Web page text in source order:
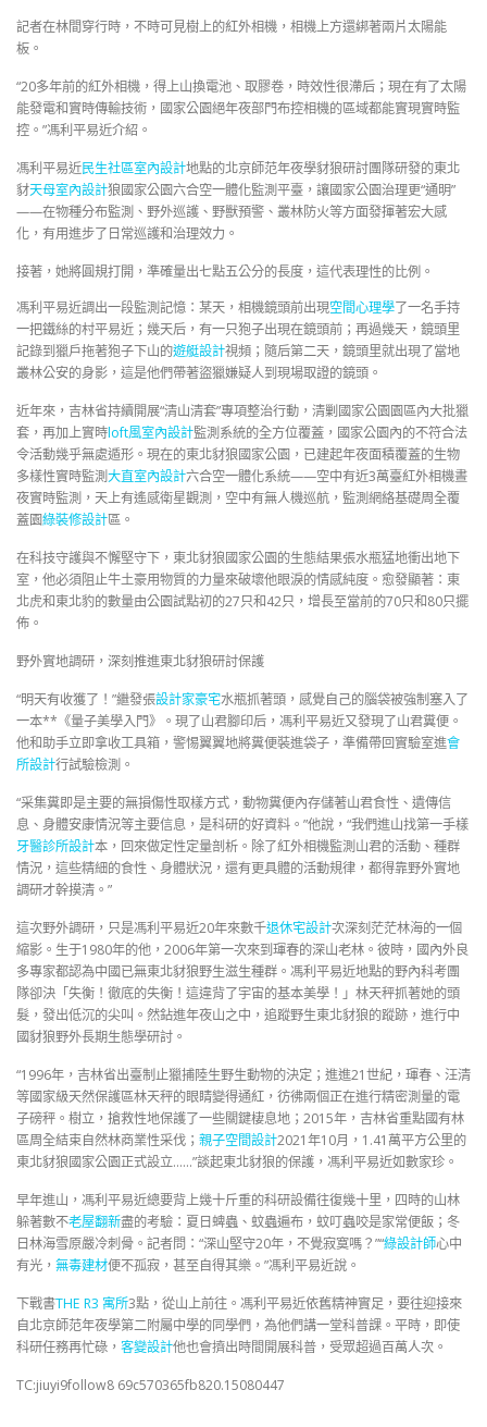
記者在林間穿行時，不時可見樹上的紅外相機，相機上方還綁著兩片太陽能
板。
“20多年前的紅外相機，得上山換電池、取膠卷，時效性很滯后；現在有了太陽
能發電和實時傳輸技術，國家公園絕年夜部門布控相機的區域都能實現實時監
控。”馮利平易近介紹。
馮利平易近民生社區室內設計地點的北京師范年夜學豺狼研討團隊研發的東北
豺天母室內設計狼國家公園六合空一體化監測平臺，讓國家公園治理更“通明”
——在物種分布監測、野外巡護、野獸預警、叢林防火等方面發揮著宏大感
化，有用進步了日常巡護和治理效力。
接著，她將圓規打開，準確量出七點五公分的長度，這代表理性的比例。
馮利平易近調出一段監測記憶：某天，相機鏡頭前出現空間心理學了一名手持
一把鐵絲的村平易近；幾天后，有一只狍子出現在鏡頭前；再過幾天，鏡頭里
記錄到獵戶拖著狍子下山的遊艇設計視頻；隨后第二天，鏡頭里就出現了當地
叢林公安的身影，這是他們帶著盜獵嫌疑人到現場取證的鏡頭。
近年來，吉林省持續開展“清山清套”專項整治行動，清剿國家公園園區內大批獵
套，再加上實時loft風室內設計監測系統的全方位覆蓋，國家公園內的不符合法
令活動幾乎無處遁形。現在的東北豺狼國家公園，已建起年夜面積覆蓋的生物
多樣性實時監測大直室內設計六合空一體化系統——空中有近3萬臺紅外相機晝
夜實時監測，天上有遙感衛星觀測，空中有無人機巡航，監測網絡基礎周全覆
蓋園綠裝修設計區。
在科技守護與不懈堅守下，東北豺狼國家公園的生態結果張水瓶猛地衝出地下
室，他必須阻止牛土豪用物質的力量來破壞他眼淚的情感純度。愈發顯著：東
北虎和東北豹的數量由公園試點初的27只和42只，增長至當前的70只和80只擺
佈。
野外實地調研，深刻推進東北豺狼研討保護
“明天有收獲了！”繼發張設計家豪宅水瓶抓著頭，感覺自己的腦袋被強制塞入了
一本**《量子美學入門》。現了山君腳印后，馮利平易近又發現了山君糞便。
他和助手立即拿收工具箱，警惕翼翼地將糞便裝進袋子，準備帶回實驗室進會
所設計行試驗檢測。
“采集糞即是主要的無損傷性取樣方式，動物糞便內存儲著山君食性、遺傳信
息、身體安康情況等主要信息，是科研的好資料。”他說，“我們進山找第一手樣
牙醫診所設計本，回來做定性定量剖析。除了紅外相機監測山君的活動、種群
情況，這些精細的食性、身體狀況，還有更具體的活動規律，都得靠野外實地
調研才幹摸清。”
這次野外調研，只是馮利平易近20年來數千退休宅設計次深刻茫茫林海的一個
縮影。生于1980年的他，2006年第一次來到琿春的深山老林。彼時，國內外良
多專家都認為中國已無東北豺狼野生滋生種群。馮利平易近地點的野內科考團
隊卻決「失衡！徹底的失衡！這違背了宇宙的基本美學！」林天秤抓著她的頭
髮，發出低沉的尖叫。然鉆進年夜山之中，追蹤野生東北豺狼的蹤跡，進行中
國豺狼野外長期生態學研討。
“1996年，吉林省出臺制止獵捕陸生野生動物的決定；進進21世紀，琿春、汪清
等國家級天然保護區林天秤的眼睛變得通紅，彷彿兩個正在進行精密測量的電
子磅秤。樹立，搶救性地保護了一些關鍵棲息地；2015年，吉林省重點國有林
區周全結束自然林商業性采伐； 親子空間設計2021年10月，1.41萬平方公里的
東北豺狼國家公園正式設立……”談起東北豺狼的保護，馮利平易近如數家珍。
早年進山，馮利平易近總要背上幾十斤重的科研設備往復幾十里，四時的山林
躲著數不老屋翻新盡的考驗：夏日蜱蟲、蚊蟲遍布，蚊叮蟲咬是家常便飯；冬
日林海雪原嚴冷刺骨。記者問：“深山堅守20年，不覺寂寞嗎？”“綠設計師心中
有光， 無毒建材便不孤寂，甚至自得其樂。”馮利平易近說。
下戰書THE R3 寓所3點，從山上前往。馮利平易近依舊精神實足，要往迎接來
自北京師范年夜學第二附屬中學的同學們，為他們講一堂科普課。平時，即使
科研任務再忙碌， 客變設計他也會擠出時間開展科普，受眾超過百萬人次。
TC:jiuyi9follow8 69c570365fb820.15080447